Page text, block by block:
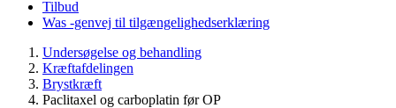
Tilbud
Was -genvej til tilgængelighedserklæring
Undersøgelse og behandling
Kræftafdelingen
Brystkræft
Paclitaxel og carboplatin før OP